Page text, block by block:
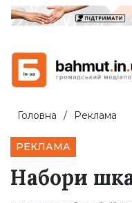
Головна Реклама
РЕКЛАМА
Набори